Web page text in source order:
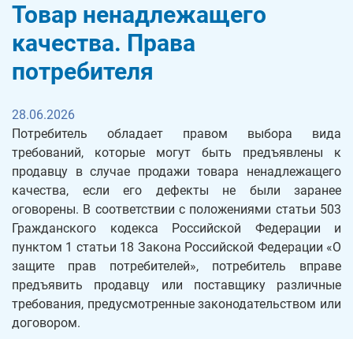
Товар ненадлежащего
качества. Права
потребителя
28.06.2026
Потребитель обладает правом выбора вида
требований, которые могут быть предъявлены к
продавцу в случае продажи товара ненадлежащего
качества, если его дефекты не были заранее
оговорены. В соответствии с положениями статьи 503
Гражданского кодекса Российской Федерации и
пунктом 1 статьи 18 Закона Российской Федерации «О
защите прав потребителей», потребитель вправе
предъявить продавцу или поставщику различные
требования, предусмотренные законодательством или
договором.